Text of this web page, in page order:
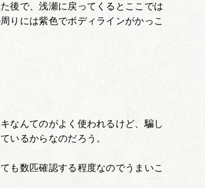
後で、浅瀬に戻ってくるとここでは
りには紫色でボディラインがかっこ
なんてのがよく使われるけど、騙し
いるからなのだろう。
も数匹確認する程度なのでうまいこ